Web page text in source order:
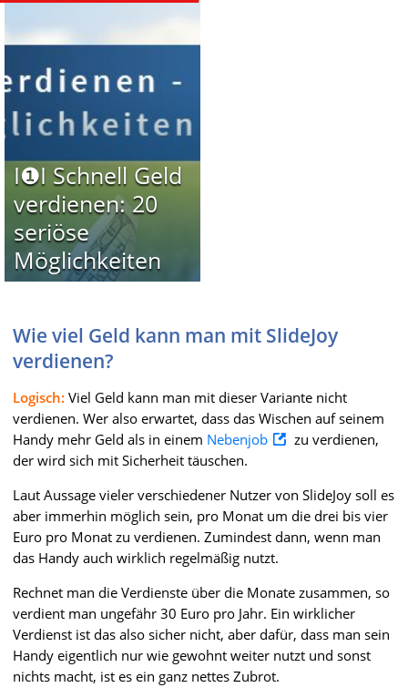
I❶I Schnell Geld
verdienen: 20
seriöse
Möglichkeiten
Wie viel Geld kann man mit SlideJoy
verdienen?
Logisch: Viel Geld kann man mit dieser Variante nicht
verdienen. Wer also erwartet, dass das Wischen auf seinem
Handy mehr Geld als in einem Nebenjob
zu verdienen,
der wird sich mit Sicherheit täuschen.
Laut Aussage vieler verschiedener Nutzer von SlideJoy soll es
aber immerhin möglich sein, pro Monat um die drei bis vier
Euro pro Monat zu verdienen. Zumindest dann, wenn man
das Handy auch wirklich regelmäßig nutzt.
Rechnet man die Verdienste über die Monate zusammen, so
verdient man ungefähr 30 Euro pro Jahr. Ein wirklicher
Verdienst ist das also sicher nicht, aber dafür, dass man sein
Handy eigentlich nur wie gewohnt weiter nutzt und sonst
nichts macht, ist es ein ganz nettes Zubrot.